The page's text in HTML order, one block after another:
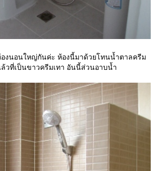
องนอนใหญ่กันค่ะ ห้องนี้มาด้วยโทนน้ำตาลครีม
วที่เป็นขาวครีมเทา อันนี้ส่วนอาบน้ำ